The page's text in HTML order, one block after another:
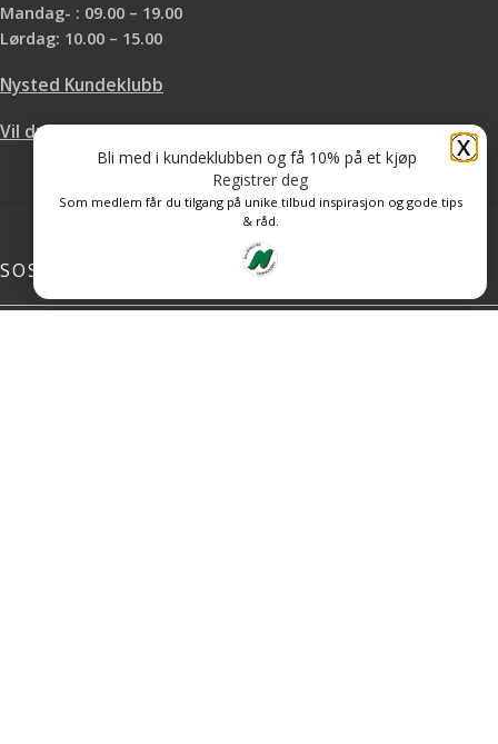
Mandag- : 09.00 – 19.00
Lørdag: 10.00 – 15.00
Nysted Kundeklubb
Vil du leie hos oss?
SOSIALE MEDIER
X
Bli med i kundeklubben og få 10% på et kjøp
Registrer deg
Som medlem får du tilgang på unike tilbud inspirasjon og gode tips
& råd.